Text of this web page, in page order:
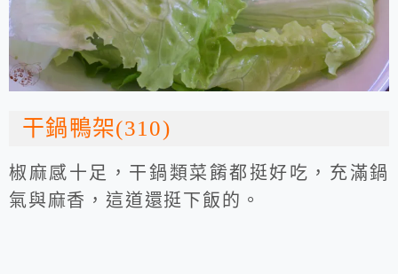
干鍋鴨架(310)
椒麻感十足，干鍋類菜餚都挺好吃，充滿鍋
氣與麻香，這道還挺下飯的。